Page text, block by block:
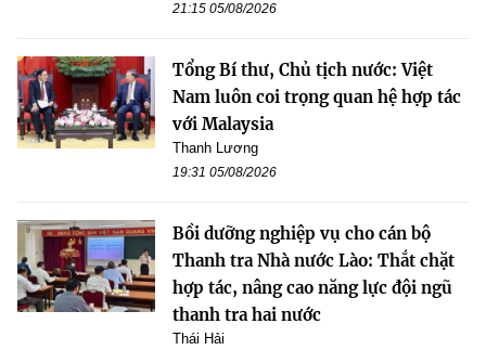
21:15 05/08/2026
Tổng Bí thư, Chủ tịch nước: Việt
Nam luôn coi trọng quan hệ hợp tác
với Malaysia
Thanh Lương
19:31 05/08/2026
Bồi dưỡng nghiệp vụ cho cán bộ
Thanh tra Nhà nước Lào: Thắt chặt
hợp tác, nâng cao năng lực đội ngũ
thanh tra hai nước
Thái Hải